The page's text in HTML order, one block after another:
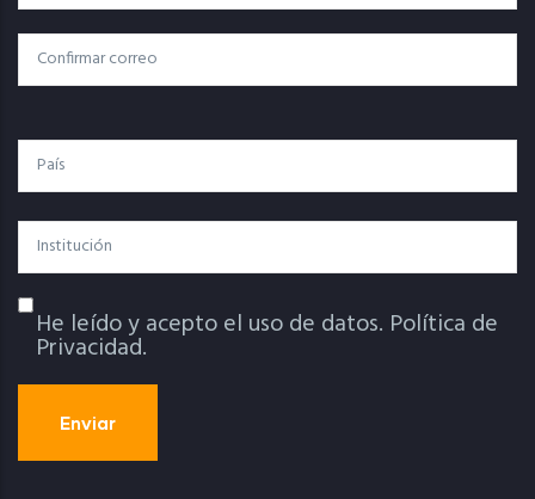
Electrónico
Confirmar Correo
País
Institución
Política De Privacidad
He leído y acepto el uso de datos. Política de
Privacidad.